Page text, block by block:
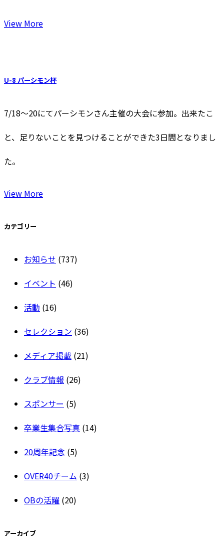
View More
U-8 パーシモン杯
7/18〜20にてパーシモンさん主催の大会に参加。出来たこ
と、足りないことを見つけることができた3日間となりまし
た。
View More
カテゴリー
お知らせ (737)
イベント (46)
活動 (16)
セレクション (36)
メディア掲載 (21)
クラブ情報 (26)
スポンサー (5)
卒業生集合写真 (14)
20周年記念 (5)
OVER40チーム (3)
OBの活躍 (20)
アーカイブ